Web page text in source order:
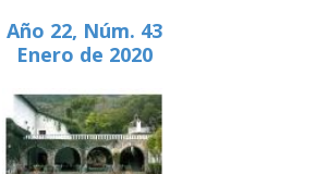
Año 22, Núm. 43
Enero de 2020